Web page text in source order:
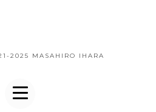
2025 MASAHIRO IHARA